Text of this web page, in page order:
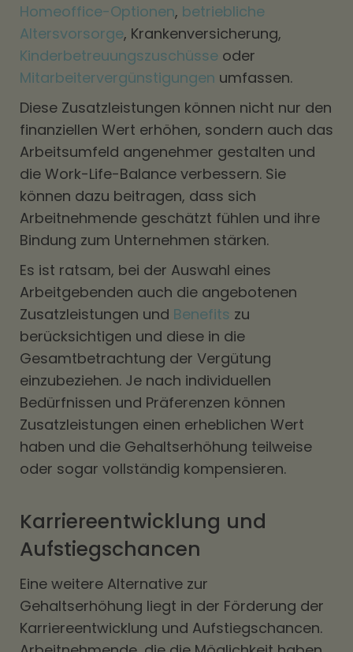
Homeoffice-Optionen, betriebliche
Altersvorsorge, Krankenversicherung,
Kinderbetreuungszuschüsse oder
Mitarbeitervergünstigungen umfassen.
Diese Zusatzleistungen können nicht nur den
finanziellen Wert erhöhen, sondern auch das
Arbeitsumfeld angenehmer gestalten und
die Work-Life-Balance verbessern. Sie
können dazu beitragen, dass sich
Arbeitnehmende geschätzt fühlen und ihre
Bindung zum Unternehmen stärken.
Es ist ratsam, bei der Auswahl eines
Arbeitgebenden auch die angebotenen
Zusatzleistungen und Benefits zu
berücksichtigen und diese in die
Gesamtbetrachtung der Vergütung
einzubeziehen. Je nach individuellen
Bedürfnissen und Präferenzen können
Zusatzleistungen einen erheblichen Wert
haben und die Gehaltserhöhung teilweise
oder sogar vollständig kompensieren.
Karriereentwicklung und
Aufstiegschancen
Eine weitere Alternative zur
Gehaltserhöhung liegt in der Förderung der
Karriereentwicklung und Aufstiegschancen.